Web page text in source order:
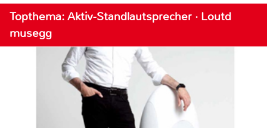
Topthema: Aktiv-Standlautsprecher · Loutd
musegg